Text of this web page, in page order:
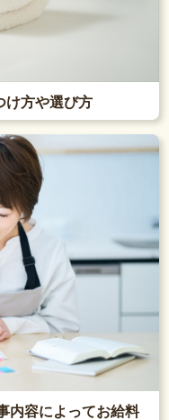
け方や選び方
内容によってお給料